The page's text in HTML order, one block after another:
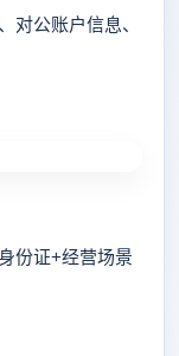
公账户信息、
份证+经营场景